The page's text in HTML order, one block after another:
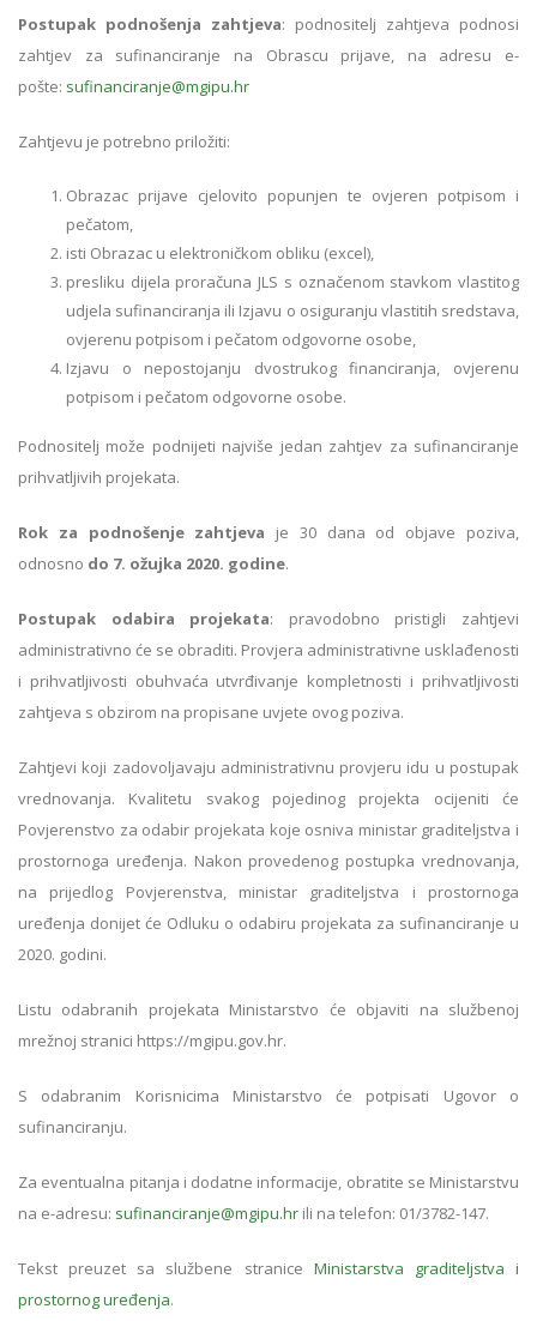
Postupak podnošenja zahtjeva: podnositelj zahtjeva podnosi
zahtjev za sufinanciranje na Obrascu prijave, na adresu e-
pošte: sufinanciranje@mgipu.hr
Zahtjevu je potrebno priložiti:
Obrazac prijave cjelovito popunjen te ovjeren potpisom i
pečatom,
isti Obrazac u elektroničkom obliku (excel),
presliku dijela proračuna JLS s označenom stavkom vlastitog
udjela sufinanciranja ili Izjavu o osiguranju vlastitih sredstava,
ovjerenu potpisom i pečatom odgovorne osobe,
Izjavu o nepostojanju dvostrukog financiranja, ovjerenu
potpisom i pečatom odgovorne osobe.
Podnositelj može podnijeti najviše jedan zahtjev za sufinanciranje
prihvatljivih projekata.
Rok za podnošenje zahtjeva je 30 dana od objave poziva,
odnosno do 7. ožujka 2020. godine.
Postupak odabira projekata: pravodobno pristigli zahtjevi
administrativno će se obraditi. Provjera administrativne usklađenosti
i prihvatljivosti obuhvaća utvrđivanje kompletnosti i prihvatljivosti
zahtjeva s obzirom na propisane uvjete ovog poziva.
Zahtjevi koji zadovoljavaju administrativnu provjeru idu u postupak
vrednovanja. Kvalitetu svakog pojedinog projekta ocijeniti će
Povjerenstvo za odabir projekata koje osniva ministar graditeljstva i
prostornoga uređenja. Nakon provedenog postupka vrednovanja,
na prijedlog Povjerenstva, ministar graditeljstva i prostornoga
uređenja donijet će Odluku o odabiru projekata za sufinanciranje u
2020. godini.
Listu odabranih projekata Ministarstvo će objaviti na službenoj
mrežnoj stranici https://mgipu.gov.hr.
S odabranim Korisnicima Ministarstvo će potpisati Ugovor o
sufinanciranju.
Za eventualna pitanja i dodatne informacije, obratite se Ministarstvu
na e-adresu: sufinanciranje@mgipu.hr ili na telefon: 01/3782-147.
Tekst preuzet sa službene stranice Ministarstva graditeljstva i
prostornog uređenja.